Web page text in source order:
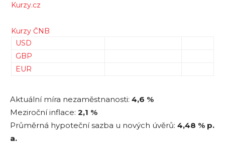
Kurzy.cz
Kurzy ČNB
USD
GBP
EUR
Aktuální míra nezaměstnanosti: 4,6 %
Meziroční inflace: 2,1 %
Průměrná hypoteční sazba u nových úvěrů: 4,48 % p.
a.